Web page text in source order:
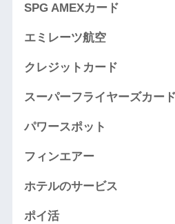
SPG AMEXカード
エミレーツ航空
クレジットカード
スーパーフライヤーズカー
パワースポット
フィンエアー
ホテルのサービス
ポイ活